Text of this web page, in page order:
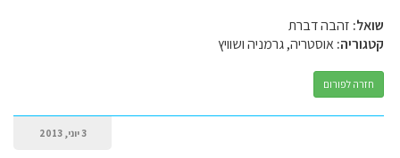
שואל: זהבה דברת
קטגוריה:אוסטריה, גרמניה ושוויץ
חזרה לפורום
3 יוני, 2013